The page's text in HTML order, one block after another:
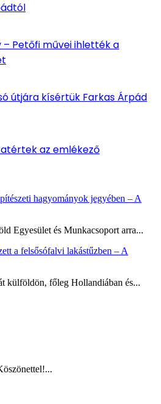
– Petőfi művei ihlették a
útjára kísértük Farkas Árpád
az emlékező
hagyományok jegyében – A
Egyesület és Munkacsoport arra...
a felsősófalvi lakástűzben – A
külföldön, főleg Hollandiában és...